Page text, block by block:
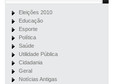
Eleições 2010
Educação
Esporte
Política
Saúde
Utilidade Pública
Cidadania
Geral
Notícias Antigas